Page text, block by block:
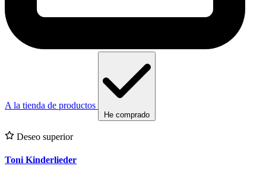
A la tienda de productos
He comprado
Deseo superior
Toni Kinderlieder